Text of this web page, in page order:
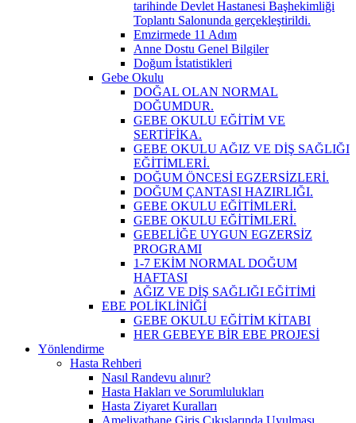
tarihinde Devlet Hastanesi Başhekimliği
Toplantı Salonunda gerçekleştirildi.
Emzirmede 11 Adım
Anne Dostu Genel Bilgiler
Doğum İstatistikleri
Gebe Okulu
DOĞAL OLAN NORMAL
DOĞUMDUR.
GEBE OKULU EĞİTİM VE
SERTİFİKA.
GEBE OKULU AĞIZ VE DİŞ SAĞLIĞI
EĞİTİMLERİ.
DOĞUM ÖNCESİ EGZERSİZLERİ.
DOĞUM ÇANTASI HAZIRLIĞI.
GEBE OKULU EĞİTİMLERİ.
GEBE OKULU EĞİTİMLERİ.
GEBELİĞE UYGUN EGZERSİZ
PROGRAMI
1-7 EKİM NORMAL DOĞUM
HAFTASI
AĞIZ VE DİŞ SAĞLIĞI EĞİTİMİ
EBE POLİKLİNİĞİ
GEBE OKULU EĞİTİM KİTABI
HER GEBEYE BİR EBE PROJESİ
Yönlendirme
Hasta Rehberi
Nasıl Randevu alınır?
Hasta Hakları ve Sorumlulukları
Hasta Ziyaret Kuralları
Ameliyathane Giriş Çıkışlarında Uyulması